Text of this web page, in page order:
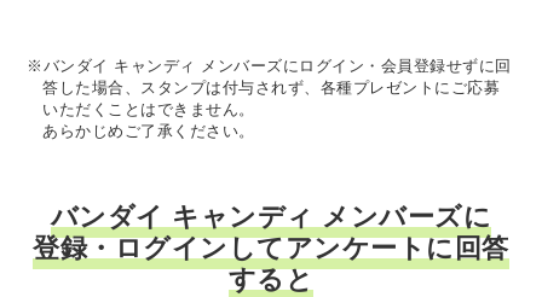
※バンダイ キャンディ メンバーズにログイン・会員登録せずに回
答した場合、スタンプは付与されず、各種プレゼントにご応募
いただくことはできません。
あらかじめご了承ください。
バンダイ キャンディ メンバーズに
登録・ログインしてアンケートに回答
すると